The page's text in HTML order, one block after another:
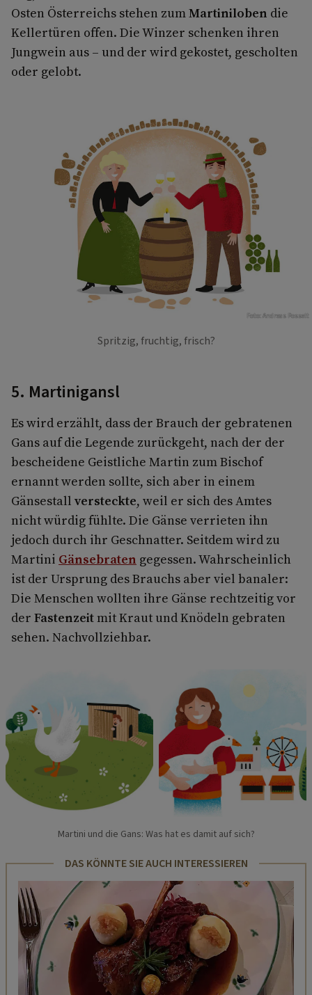
Osten Österreichs stehen zumMartiniloben die
Kellertüren offen. Die Winzer schenken ihren
Jungwein aus – und der wird gekostet, gescholten
oder gelobt.
Foto: Andreas Posselt
Spritzig, fruchtig, frisch?
5. Martinigansl
Es wird erzählt, dass der Brauch der gebratenen
Gans auf die Legende zurückgeht, nach der der
bescheidene Geistliche Martin zum Bischof
ernannt werden sollte, sich aber in einem
Gänsestall versteckte, weil er sich des Amtes
nicht würdig fühlte. Die Gänse verrieten ihn
jedoch durch ihr Geschnatter. Seitdem wird zu
Martini Gänsebraten gegessen. Wahrscheinlich
ist der Ursprung des Brauchs aber viel banaler:
Die Menschen wollten ihre Gänse rechtzeitig vor
der Fastenzeitmit Kraut und Knödeln gebraten
sehen. Nachvollziehbar.
Martini und die Gans: Was hat es damit auf sich?
DAS KÖNNTE SIE AUCH INTERESSIEREN